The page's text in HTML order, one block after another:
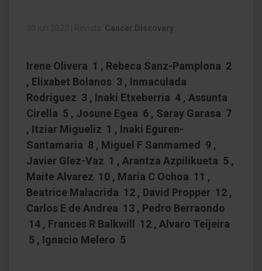
30 jun 2022 Revista: Cancer Discovery
Irene Olivera 1 , Rebeca Sanz-Pamplona 2
, Elixabet Bolanos 3 , Inmaculada
Rodriguez 3 , Inaki Etxeberria 4 , Assunta
Cirella 5 , Josune Egea 6 , Saray Garasa 7
, Itziar Migueliz 1 , Inaki Eguren-
Santamaria 8 , Miguel F Sanmamed 9 ,
Javier Glez-Vaz 1 , Arantza Azpilikueta 5 ,
Maite Alvarez 10 , Maria C Ochoa 11 ,
Beatrice Malacrida 12 , David Propper 12 ,
Carlos E de Andrea 13 , Pedro Berraondo
14 , Frances R Balkwill 12 , Alvaro Teijeira
5 , Ignacio Melero 5